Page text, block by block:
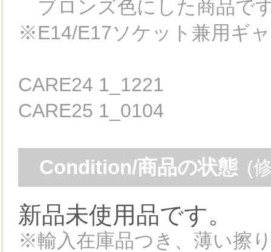
ブロンズ色にした商品で
※E14/E17ソケット兼用ギ
CARE24 1_1221
CARE25 1_0104
Condition/商品の状態 (
新品未使用品です。
※輸入在庫品つき、薄い擦